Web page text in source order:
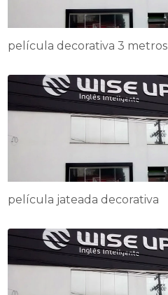
película decorativa 3 metros
película jateada decorativa